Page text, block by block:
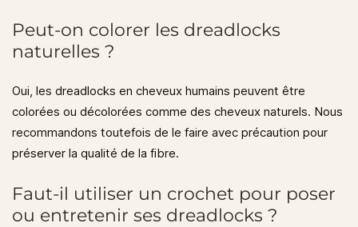
Peut-on colorer les dreadlocks
naturelles ?
Oui, les dreadlocks en cheveux humains peuvent être
colorées ou décolorées comme des cheveux naturels. Nous
recommandons toutefois de le faire avec précaution pour
préserver la qualité de la fibre.
Faut-il utiliser un crochet pour poser
ou entretenir ses dreadlocks ?